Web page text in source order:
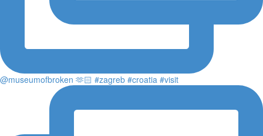
@museumofbroken 🫶🏻 #zagreb #croatia #visit